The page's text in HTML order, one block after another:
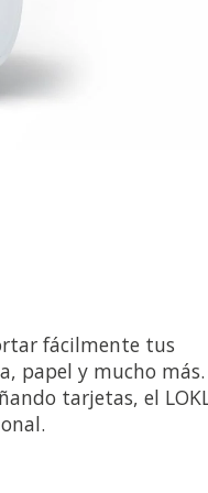
fácilmente tus
papel y mucho más.
tarjetas, el